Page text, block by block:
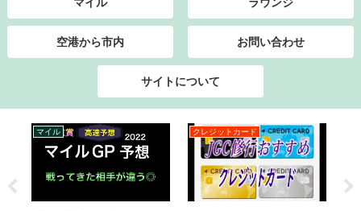
空港から市内 お問い合わせ
サイトについて
マイル クレジットカード